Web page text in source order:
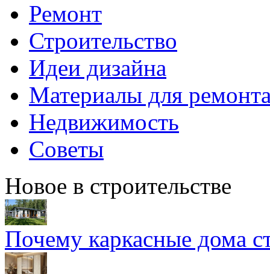
Ремонт
Строительство
Идеи дизайна
Материалы для
Недвижимость
Советы
Новое в строительстве
Почему каркасные дома